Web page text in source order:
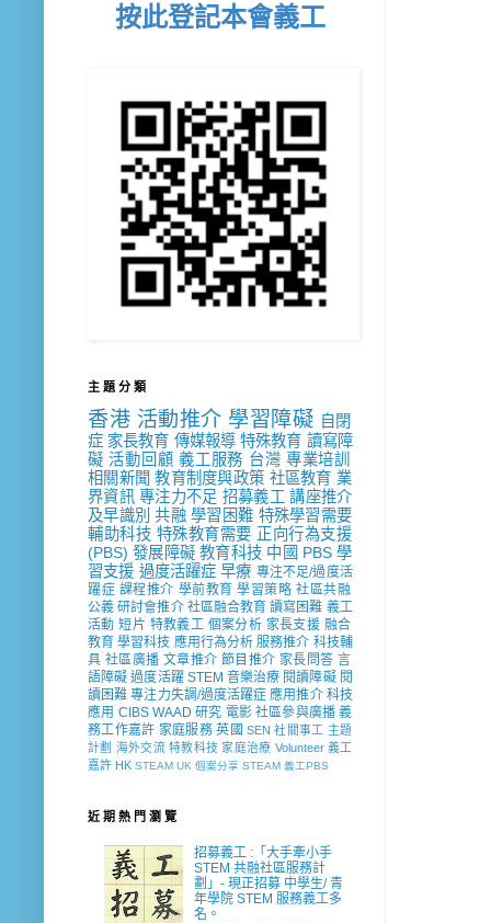
按此登記本會義工
主 題 分 類
香港 活動推介 學習障礙 自閉
症 家長教育 傳媒報導 特殊教育 讀寫障
礙 活動回顧 義工服務 台灣 專業培訓
相關新聞 教育制度與政策 社區教育 業
界資訊 專注力不足 招募義工 講座推介
及早識別 共融 學習困難 特殊學習需要
輔助科技 特殊教育需要 正向行為支援
(PBS) 發展障礙 教育科技 中國 PBS 學
習支援 過度活躍症 早療 專注不足/過度活
躍症 課程推介 學前教育 學習策略 社區共融
公義 研討會推介 社區融合教育 讀寫困難 義工
活動 短片 特教義工 個案分析 家長支援 融合
教育 學習科技 應用行為分析 服務推介 科技輔
具 社區廣播 文章推介 節目推介 家長問答 言
語障礙 過度活躍 STEM 音樂治療 閱讀障礙 閱
讀困難 專注力失調/過度活躍症 應用推介 科技
應用 CIBS WAAD 研究 電影 社區參與廣播 義
務工作嘉許 家庭服務 英國 SEN 社關事工 主題
計劃 海外交流 特教科技 家庭治療 Volunteer 義工
嘉許 HK STEAM UK 個案分享 STEAM 義工PBS
近 期 熱 門 瀏 覽
招募義工 :「大手牽小手
STEM 共融社區服務計
劃」- 現正招募 中學生/ 青
年學院 STEM 服務義工多
名。